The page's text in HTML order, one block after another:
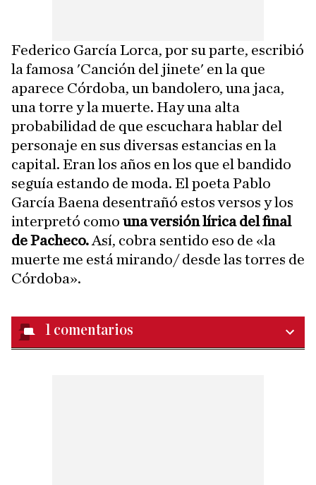
Federico García Lorca, por su parte, escribió
la famosa 'Canción del jinete' en la que
aparece Córdoba, un bandolero, una jaca,
una torre y la muerte. Hay una alta
probabilidad de que escuchara hablar del
personaje en sus diversas estancias en la
capital. Eran los años en los que el bandido
seguía estando de moda. El poeta Pablo
García Baena desentrañó estos versos y los
interpretó como una versión lírica del final
de Pacheco. Así, cobra sentido eso de «la
muerte me está mirando/ desde las torres de
Córdoba».
1 comentarios